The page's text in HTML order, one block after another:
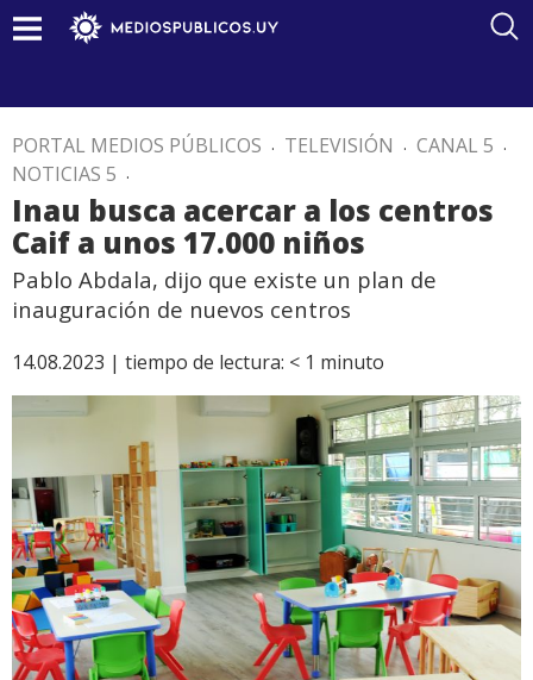
PORTAL MEDIOS PÚBLICOS . TELEVISIÓN . CANAL 5 .
NOTICIAS 5 .
Inau busca acercar a los centros
Caif a unos 17.000 niños
Pablo Abdala, dijo que existe un plan de
inauguración de nuevos centros
14.08.2023 | tiempo de lectura: < 1 minuto